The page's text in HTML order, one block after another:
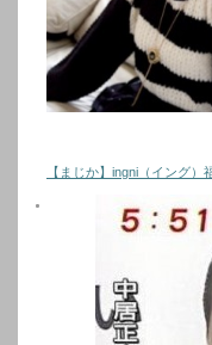
【まじか】ingni（イング）